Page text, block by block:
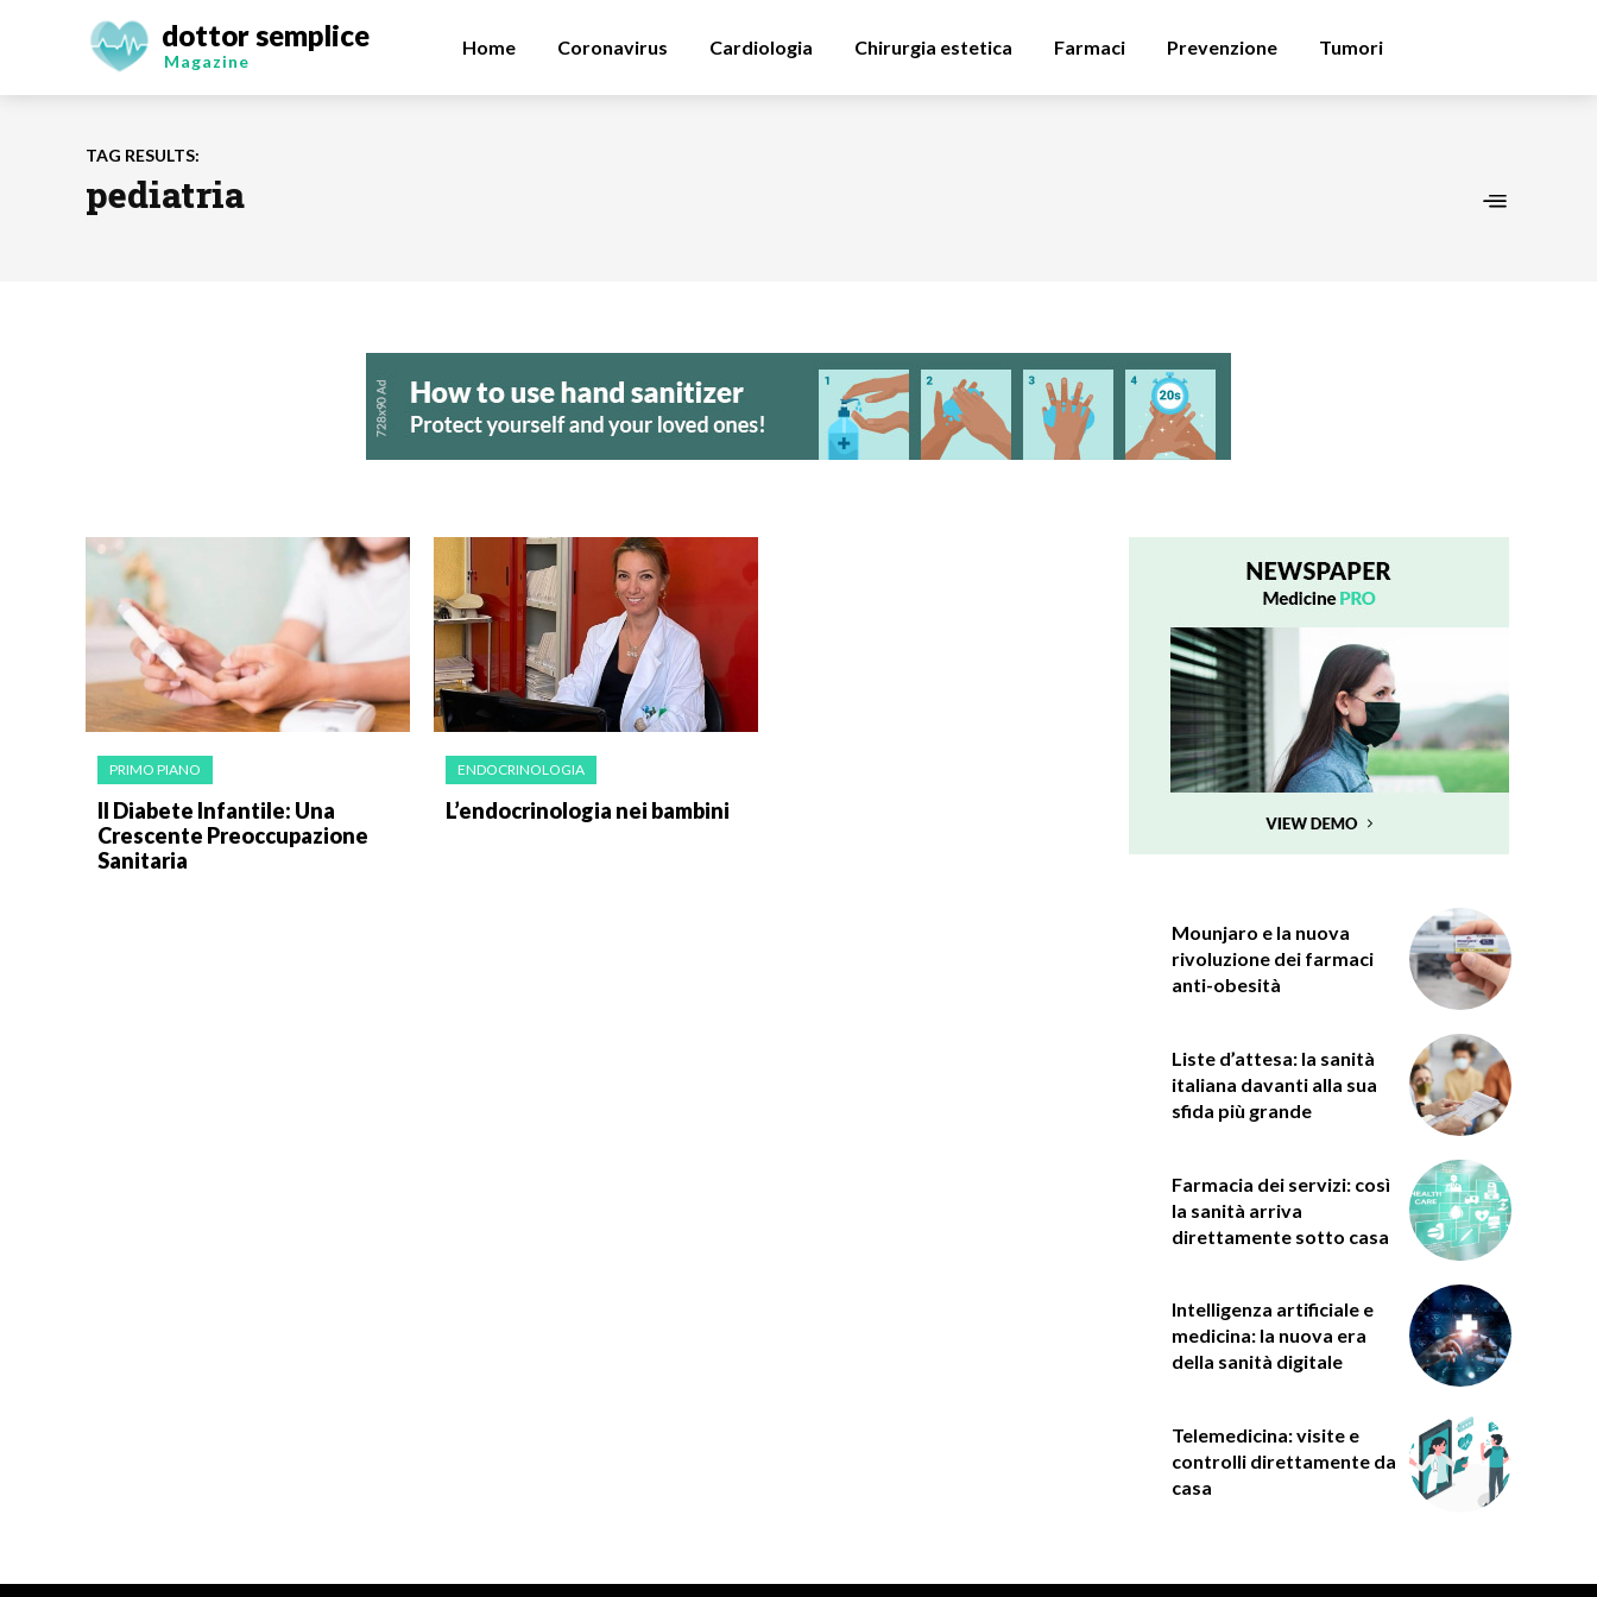
dottor semplice
Magazine
Home Coronavirus Cardiologia Chirurgia estetica Farmaci Prevenzione Tumori
TAG RESULTS:
pediatria
PRIMO PIANO
Il Diabete Infantile: Una
Crescente Preoccupazione
Sanitaria
ENDOCRINOLOGIA
L’endocrinologia nei bambini
Mounjaro e la nuova
rivoluzione dei farmaci
anti-obesità
Liste d’attesa: la sanità
italiana davanti alla sua
sfida più grande
Farmacia dei servizi: così
la sanità arriva
direttamente sotto casa
Intelligenza artificiale e
medicina: la nuova era
della sanità digitale
Telemedicina: visite e
controlli direttamente da
casa